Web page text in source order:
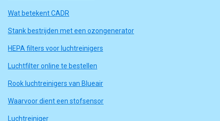
Wat betekent CADR
Stank bestrijden met een ozongenerator
HEPA filters voor luchtreinigers
Luchtfilter online te bestellen
Rook luchtreinigers van Blueair
Waarvoor dient een stofsensor
Luchtreiniger